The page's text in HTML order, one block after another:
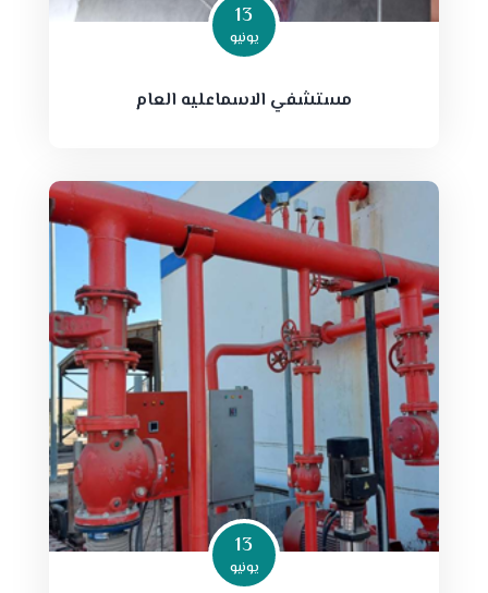
13
يونيو
مستشفي الاسماعليه العام
13
يونيو